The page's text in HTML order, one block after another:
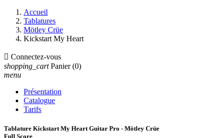
Accueil
Tablatures
Mötley Crüe
Kickstart My Heart
 Connectez-vous
shopping_cart Panier (0)
menu
Présentation
Catalogue
Tarifs
Tablature Kickstart My Heart Guitar Pro - Mötley Crüe
Full Score